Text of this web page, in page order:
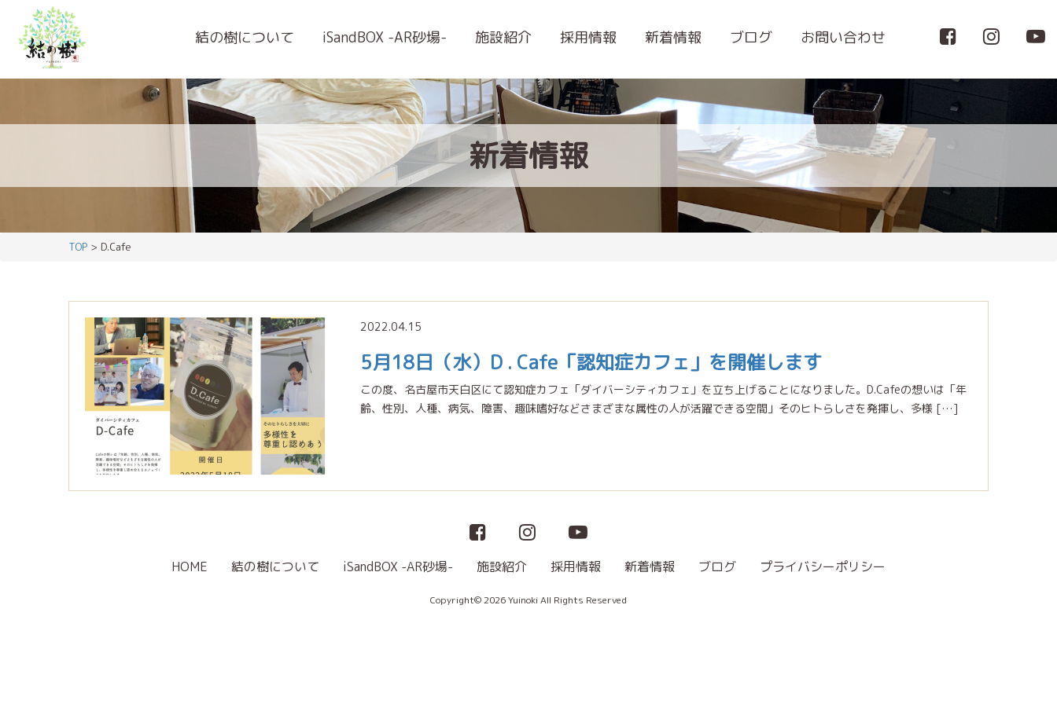
結の樹について iSandBOX -AR砂場- 施設紹介 採用情報 新着情報 ブログ お問い合わせ
新着情報
TOP > D.Cafe
2022.04.15
5月18日（水）D . Cafe「認知症カフェ」を開催します
この度、名古屋市天白区にて認知症カフェ「ダイバーシティカフェ」を立ち上げることになりました。D.Cafeの想いは「年
齢、性別、人種、病気、障害、趣味嗜好などさまざまな属性の人が活躍できる空間」そのヒトらしさを発揮し、多様 […]
HOME 結の樹について iSandBOX -AR砂場- 施設紹介 採用情報 新着情報 ブログ プライバシーポリシー
Copyright© 2026 Yuinoki All Rights Reserved